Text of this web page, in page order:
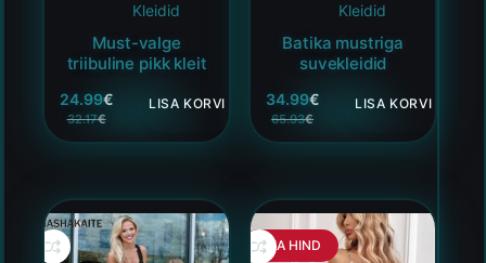
Kleidid
Must-valge
triibuline pikk kleit
32.17€
24.99€ LISA KORVI
Kleidid
Batika mustriga
suvekleidid
65.93€
34.99€ LISA KORVI
HEA HIND